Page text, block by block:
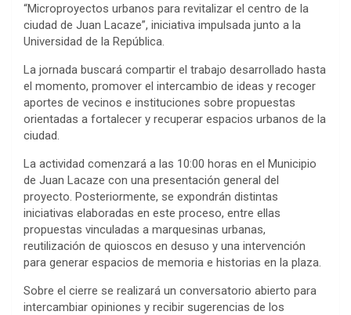
“Microproyectos urbanos para revitalizar el centro de la
ciudad de Juan Lacaze”, iniciativa impulsada junto a la
Universidad de la República.
La jornada buscará compartir el trabajo desarrollado hasta
el momento, promover el intercambio de ideas y recoger
aportes de vecinos e instituciones sobre propuestas
orientadas a fortalecer y recuperar espacios urbanos de la
ciudad.
La actividad comenzará a las 10:00 horas en el Municipio
de Juan Lacaze con una presentación general del
proyecto. Posteriormente, se expondrán distintas
iniciativas elaboradas en este proceso, entre ellas
propuestas vinculadas a marquesinas urbanas,
reutilización de quioscos en desuso y una intervención
para generar espacios de memoria e historias en la plaza.
Sobre el cierre se realizará un conversatorio abierto para
intercambiar opiniones y recibir sugerencias de los